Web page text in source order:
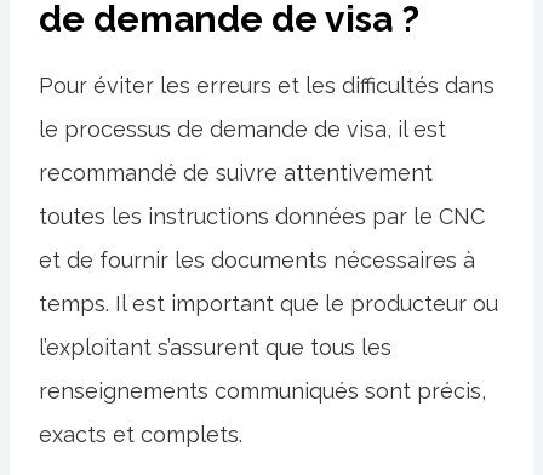
de demande de visa ?
Pour éviter les erreurs et les difficultés dans
le processus de demande de visa, il est
recommandé de suivre attentivement
toutes les instructions données par le CNC
et de fournir les documents nécessaires à
temps. Il est important que le producteur ou
l’exploitant s’assurent que tous les
renseignements communiqués sont précis,
exacts et complets.